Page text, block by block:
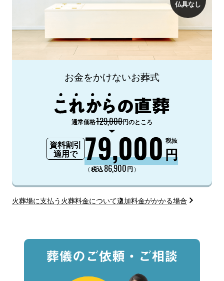
仏具なし
お金をかけないお葬式
通常価格129,000円のところ
資料割引
適用で
79,000円
税抜
（税込86,900円 ）
火葬場に支払う火葬料金について追加料金がかかる場合